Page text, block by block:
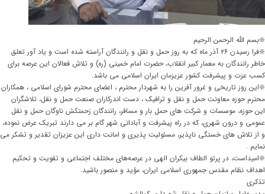
❇️بسم الله الرحمن الرحیم
❇️فرا رسیدن ۲۶ آذر ماه که به روز حمل و نقل و رانندگان آراسته شده است و یاد آور تعلق
خاطر رانندگان به معمار کبیر انقلاب، حضرت امام خمینی (ره) و تلاش فعالان این عرصه برای
کسب عزت و پیشرفت کشور عزیزمان ایران اسلامی می باشد.
❇️این روز تاریخی و غرور آفرین را به شهردار محترم ، اعضای محترم شورای اسلامی ، همکاران
محترم حوزه معاونت حمل و نقل و ترافیک ، دست اندرکاران صنعت حمل و نقل، تلاشگران
این حوزه، موسسات و شرکت های حمل بار و مسافر، رانندگان زحمتکش ناوگان حمل و نقل
عمومی و درون شهری، که در راه پیشرفت و آبادانی شهر گام بر می دارند تبریک عرض نموده،
و از تلاش های خستگی ناپذیر، مسئولیت پذیری و امانت داری این عزیزان تقدیر و تشکر می
نمایم .
❇️امیداست، در پرتو الطاف بیکران الهی در عرصه‌های مختلف اجتماعی و تقویت و تحکیم
اهداف نظام مقدس جمهوری اسلامی ایران، مؤید و منصور باشید.
تذکری